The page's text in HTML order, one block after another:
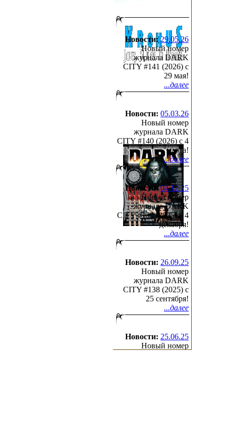
Новости:29.05.26
Новый номер
журнала DARK
CITY #141 (2026) c
29 мая!
...далее
Новости: 05.03.26
Новый номер
журнала DARK
CITY #140 (2026) c 4
марта!
...далее
Новости:04.12.25
Новый номер
журнала DARK
CITY #139 (2025) c 4
декабря!
...далее
Новости: 26.09.25
Новый номер
журнала DARK
CITY #138 (2025) c
25 сентября!
...далее
Новости: 25.06.25
Новый номер